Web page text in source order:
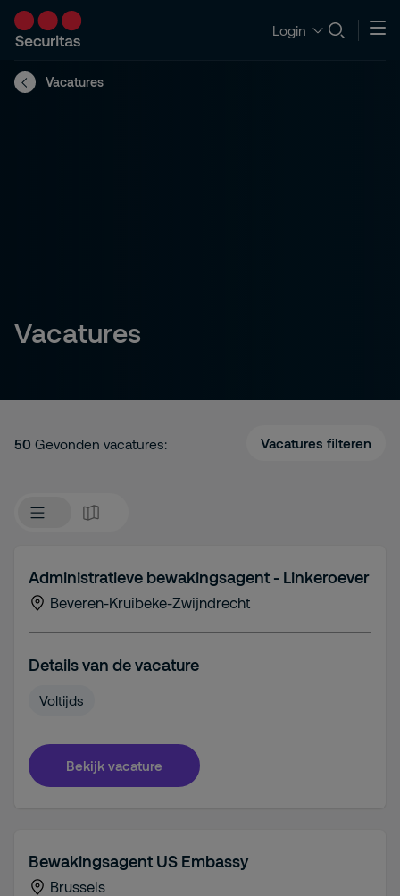
Login
Vacatures
Vacatures
50 Gevonden vacatures: Vacatures filteren
Administratieve bewakingsagent - Linkeroever
Beveren-Kruibeke-Zwijndrecht
Details van de vacature
Voltijds
Bekijk vacature
Bewakingsagent US Embassy
Brussels